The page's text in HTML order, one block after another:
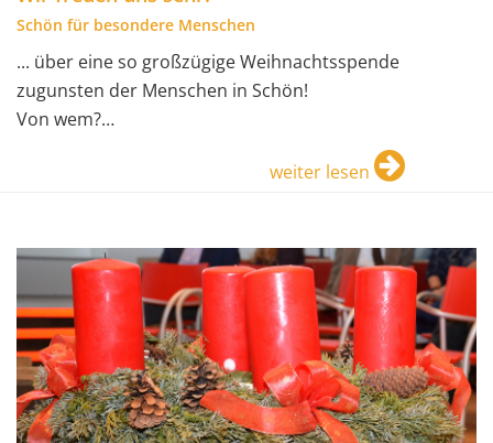
Schön für besondere Menschen
... über eine so großzügige Weihnachtsspende
zugunsten der Menschen in Schön!
Von wem?…
weiter lesen